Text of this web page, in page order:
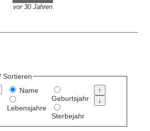
vor 30 Jahren
Sortieren
Name
Lebensjahre
Geburtsjahr
Sterbejahr